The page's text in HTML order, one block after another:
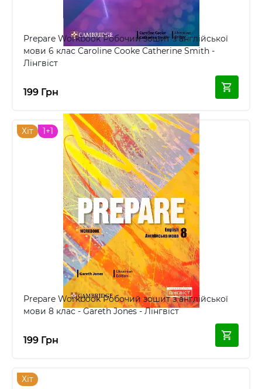
Prepare Workbook Робочий зошит з англійської
мови 6 клас Caroline Cooke Catherine Smith -
Лінгвіст
199 Грн
Хіт 1+1
Prepare Workbook Робочий зошит з англійської
мови 8 клас - Gareth Jones - Лінгвіст
199 Грн
Хіт